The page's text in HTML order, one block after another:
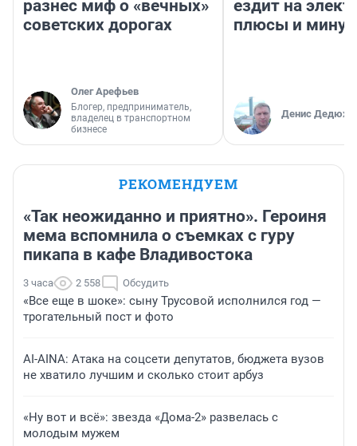
разнес миф о «вечных»
советских дорогах
Олег Арефьев
Блогер, предприниматель,
владелец в транспортном
бизнесе
ездит на
плюсы и
Денис
РЕКОМЕНДУЕМ
«Так неожиданно и приятно». Героиня
мема вспомнила о съемках с гуру
пикапа в кафе Владивостока
3 часа 2 558 Обсудить
«Все еще в шоке»: сыну Трусовой исполнился год —
трогательный пост и фото
AI-AINA: Атака на соцсети депутатов, бюджета вузов
не хватило лучшим и сколько стоит арбуз
«Ну вот и всё»: звезда «Дома-2» развелась с
молодым мужем